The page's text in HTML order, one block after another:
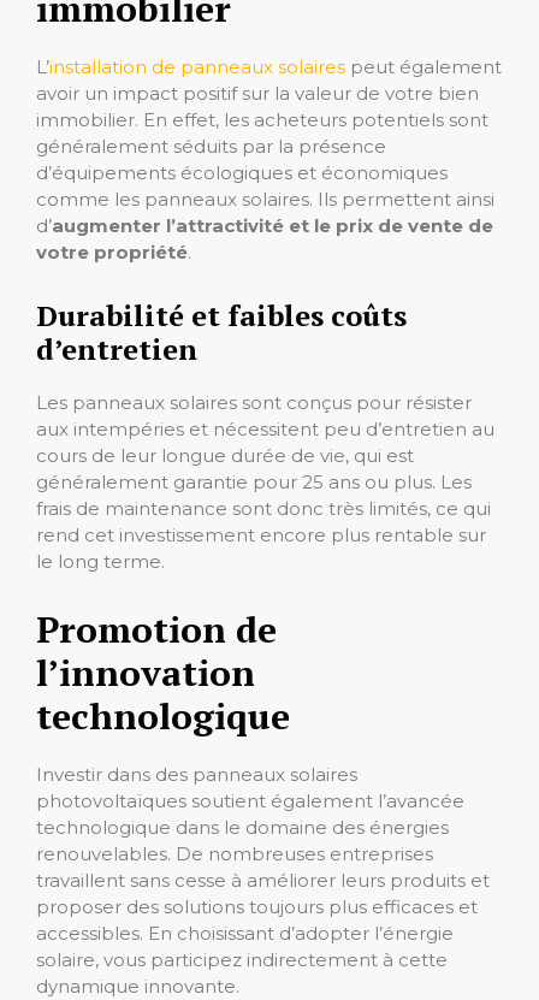
L’installation de panneaux solaires peut également
avoir un impact positif sur la valeur de votre bien
immobilier. En effet, les acheteurs potentiels sont
généralement séduits par la présence
d’équipements écologiques et économiques
comme les panneaux solaires. Ils permettent ainsi
d’augmenter l’attractivité et le prix de vente de
votre propriété.
Durabilité et faibles coûts
d’entretien
Les panneaux solaires sont conçus pour résister
aux intempéries et nécessitent peu d’entretien au
cours de leur longue durée de vie, qui est
généralement garantie pour 25 ans ou plus. Les
frais de maintenance sont donc très limités, ce qui
rend cet investissement encore plus rentable sur
le long terme.
Promotion de
l’innovation
technologique
Investir dans des panneaux solaires
photovoltaïques soutient également l’avancée
technologique dans le domaine des énergies
renouvelables. De nombreuses entreprises
travaillent sans cesse à améliorer leurs produits et
proposer des solutions toujours plus efficaces et
accessibles. En choisissant d’adopter l’énergie
solaire, vous participez indirectement à cette
dynamique innovante.